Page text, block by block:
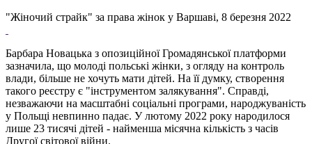
"Жіночий страйк" за права жінок у Варшаві, 8 березня 2022
Барбара Новацька з опозиційної Громадянської платформи
зазначила, що молоді польські жінки, з огляду на контроль
влади, більше не хочуть мати дітей. На її думку, створення
такого реєстру є "інструментом залякування". Справді,
незважаючи на масштабні соціальні програми, народжуваність
у Польщі невпинно падає. У лютому 2022 року народилося
лише 23 тисячі дітей - найменша місячна кількість з часів
Другої світової війни.